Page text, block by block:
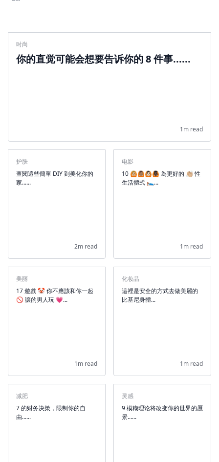
时尚
你的直觉可能会想要告诉你的 8 件事......
1m read
护肤
查閱這些簡單 DIY 到美化你的
家......
2m read
电影
10 🙆🏼🙆🏽🙆🏻🙆🏿 為更好的 👏🏼 性
生活體式 🛌...
1m read
美丽
17 遊戲 🤡 你不應該和你一起
🚫 讓的男人玩 💗...
1m read
化妆品
這裡是安全的方式去做美麗的
比基尼身體...
1m read
减肥
7 的财务决策，限制你的自
由......
灵感
9 模糊理论将改变你的世界的愿
景......